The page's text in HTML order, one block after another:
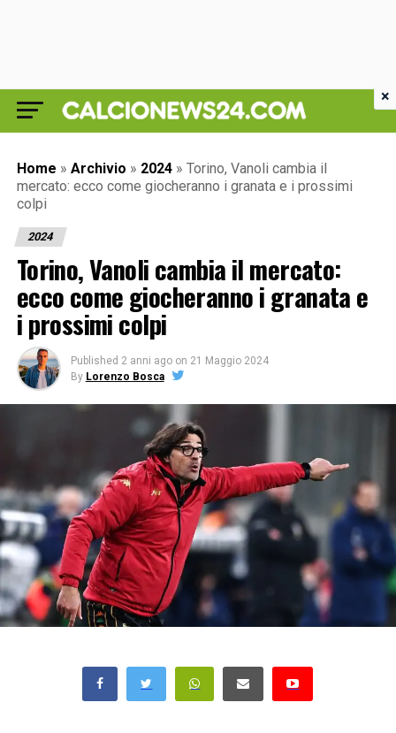
Home » Archivio » 2024 » Torino, Vanoli cambia il
mercato: ecco come giocheranno i granata e i prossimi
colpi
2024
Torino, Vanoli cambia il mercato:
ecco come giocheranno i granata e
i prossimi colpi
Published 2 anni ago on 21 Maggio 2024
By Lorenzo Bosca
×